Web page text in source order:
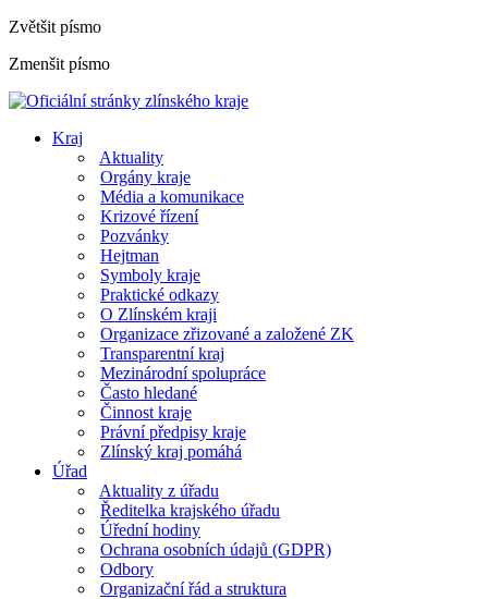
Zvětšit písmo
Zmenšit písmo
Kraj
Aktuality
Orgány kraje
Média a komunikace
Krizové řízení
Pozvánky
Hejtman
Symboly kraje
Praktické odkazy
O Zlínském kraji
Organizace zřizované a založené ZK
Transparentní kraj
Mezinárodní spolupráce
Často hledané
Činnost kraje
Právní předpisy kraje
Zlínský kraj pomáhá
Úřad
Aktuality z úřadu
Ředitelka krajského úřadu
Úřední hodiny
Ochrana osobních údajů (GDPR)
Odbory
Organizační řád a struktura